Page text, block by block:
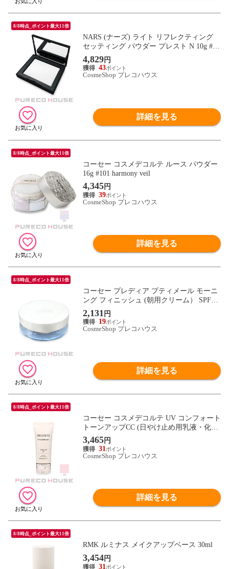
8/8時点_ポイント最大11倍
NARS (ナーズ) ライト リフレクティング
セッティング パウダー プレスト N 10g #58
94
4,829円
43
CosmeShop プレコハウス
詳細を見る
8/8時点_ポイント最大11倍
コーセー コスメデコルテ ルース パウダー
16g #101 harmony veil
4,345円
39
CosmeShop プレコハウス
詳細を見る
8/8時点_ポイント最大11倍
コーセー プレディア プティメール モーニ
ング フィニッシュ (朝用クリーム） SPF2
5・PA++ 23g #02 クリアブルー
2,131 円
19
CosmeShop プレコハウス
詳細を見る
8/8時点_ポイント最大11倍
コーセー コスメデコルテ UV コンフォート
トーンアップCC (日やけ止め用乳液・化粧
下地) SPF50+・PA++++ 30ml #10 lavender r
ose
3,465円
31
CosmeShop プレコハウス
詳細を見る
8/8時点_ポイント最大11倍
RMK ルミナス メイクアップベース 30ml
3,454円
31